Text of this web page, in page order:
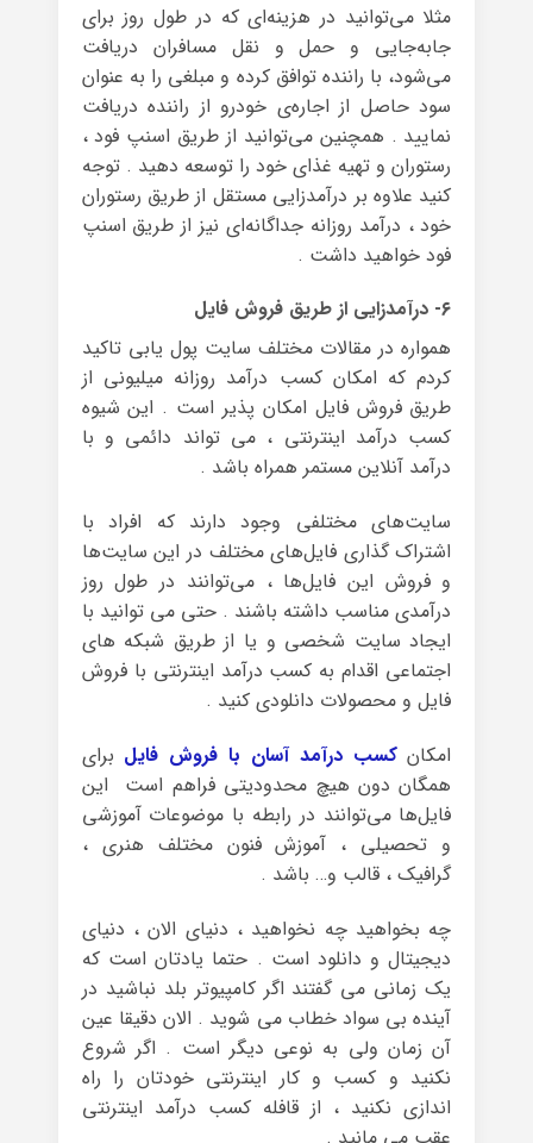
مثلا می‌توانید در هزینه‌ای که در طول روز برای
جابه‌جایی و حمل و نقل مسافران دریافت
می‌شود، با راننده توافق کرده و مبلغی را به عنوان
سود حاصل از اجاره‌ی خودرو از راننده دریافت
نمایید . همچنین می‌توانید از طریق اسنپ فود ،
رستوران و تهیه‌ غذای خود را توسعه دهید . توجه
کنید علاوه بر درآمدزایی مستقل از طریق رستوران
خود ، درآمد روزانه‌ جداگانه‌ای نیز از طریق اسنپ
فود خواهید داشت .
۶- درآمدزایی از طریق فروش فایل
همواره در مقالات مختلف سایت پول یابی تاکید
کردم که امکان کسب درآمد روزانه میلیونی از
طریق فروش فایل امکان پذیر است . این شیوه
کسب درآمد اینترنتی ، می تواند دائمی و با
درآمد آنلاین مستمر همراه باشد .
سایت‌های مختلفی وجود دارند که افراد با
اشتراک گذاری فایل‌های مختلف در این سایت‌ها
و فروش این فایل‌ها ، می‌توانند در طول روز
درآمدی مناسب داشته باشند . حتی می توانید با
ایجاد سایت شخصی و یا از طریق شبکه های
اجتماعی اقدام به کسب درآمد اینترنتی با فروش
فایل و محصولات دانلودی کنید .
امکانکسب درآمد آسان با فروش فایل برای
همگان دون هیچ محدودیتی فراهم است این
فایل‌ها می‌توانند در رابطه با موضوعات آموزشی
و تحصیلی ، آموزش فنون مختلف هنری ،
گرافیک ، قالب و… باشد .
چه بخواهید چه نخواهید ، دنیای الان ، دنیای
دیجیتال و دانلود است . حتما یادتان است که
یک زمانی می گفتند اگر کامپیوتر بلد نباشید در
آینده بی سواد خطاب می شوید . الان دقیقا عین
آن زمان ولی به نوعی دیگر است . اگر شروع
نکنید و کسب و کار اینترنتی خودتان را راه
اندازی نکنید ، از قافله کسب درآمد اینترنتی